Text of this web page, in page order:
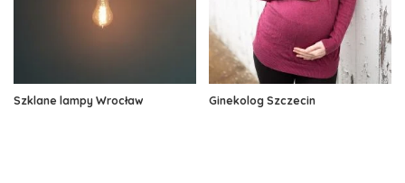
Szklane lampy Wrocław Ginekolog Szczecin